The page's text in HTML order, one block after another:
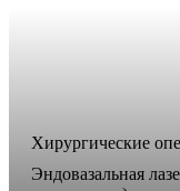
Хирургические
Эндовазальная